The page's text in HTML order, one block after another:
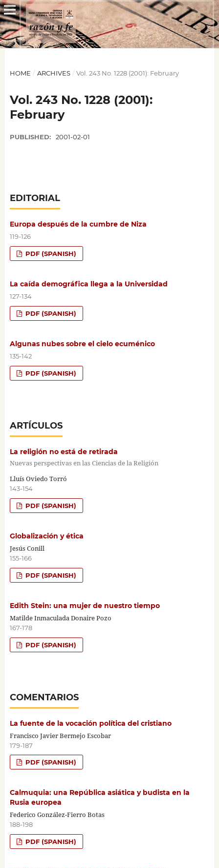
HOME / ARCHIVES / Vol. 243 No. 1228 (2001): February
Vol. 243 No. 1228 (2001):
February
PUBLISHED: 2001-02-01
EDITORIAL
Europa después de la cumbre de Niza
119-126
PDF (SPANISH)
La caída demográfica llega a la Universidad
127-134
PDF (SPANISH)
Algunas nubes sobre el cielo ecuménico
135-142
PDF (SPANISH)
ARTÍCULOS
La religión no está de retirada
Nuevas perspectivas en las Ciencias de la Religión
Lluís Oviedo Torró
143-154
PDF (SPANISH)
Globalización y ética
Jesús Conill
155-166
PDF (SPANISH)
Edith Stein: una mujer de nuestro tiempo
Matilde Inmaculada Donaire Pozo
167-178
PDF (SPANISH)
COMENTARIOS
La fuente de la vocación política del cristiano
Francisco Javier Bermejo Escobar
179-187
PDF (SPANISH)
Calmuquia: una República asiática y budista en la
Rusia europea
Federico González-Fierro Botas
188-198
PDF (SPANISH)